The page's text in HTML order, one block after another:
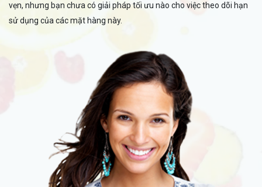
vẹn, nhưng bạn chưa có giải pháp tối ưu nào cho việc theo dõi hạn
sử dụng của các mặt hàng này.